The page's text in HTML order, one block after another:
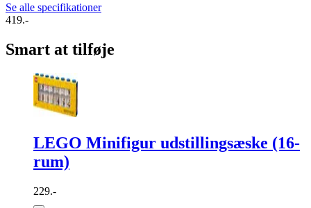
Se alle specifikationer
419.-
Smart at tilføje
LEGO Minifigur udstillingsæske (16-
rum)
229.-